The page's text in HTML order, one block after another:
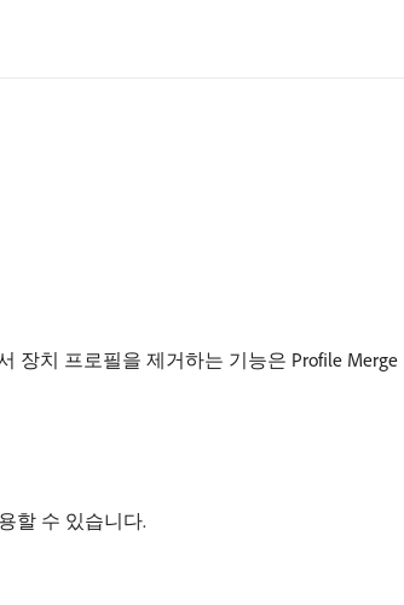
장치 프로필을 제거하는 기능은 Profile Merge
할 수 있습니다.